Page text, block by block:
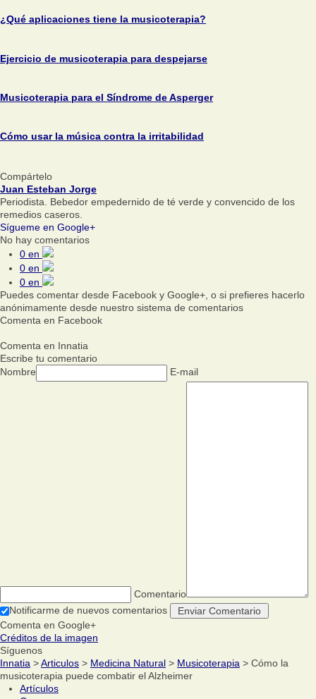
¿Qué aplicaciones tiene la musicoterapia?
Ejercicio de musicoterapia para despejarse
Musicoterapia para el Síndrome de Asperger
Cómo usar la música contra la irritabilidad
Compártelo
Juan Esteban Jorge
Periodista. Bebedor empedernido de té verde y convencido de los
remedios caseros.
Sígueme en Google+
No hay comentarios
0 en
0 en
0 en
Puedes comentar desde Facebook y Google+, o si prefieres hacerlo
anónimamente desde nuestro sistema de comentarios
Comenta en Facebook
Comenta en Innatia
Escribe tu comentario
Nombre
E-mail
Comentario
Notificarme de nuevos comentarios
Comenta en Google+
Créditos de la imagen
Síguenos
Innatia >Articulos > Medicina Natural > Musicoterapia > Cómo la
musicoterapia puede combatir el Alzheimer
Artículos